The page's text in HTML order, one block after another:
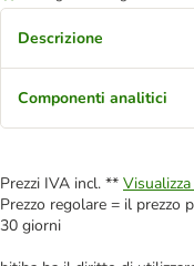
Descrizione
Componenti analitici
Prezzi IVA incl. **
Prezzo regolare = il prezzo
30 giorni